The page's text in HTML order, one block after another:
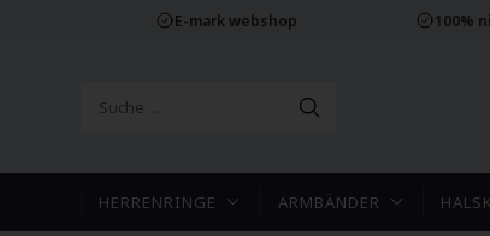
E-mark webshop 100%
HERRENRINGE ARMBÄNDER